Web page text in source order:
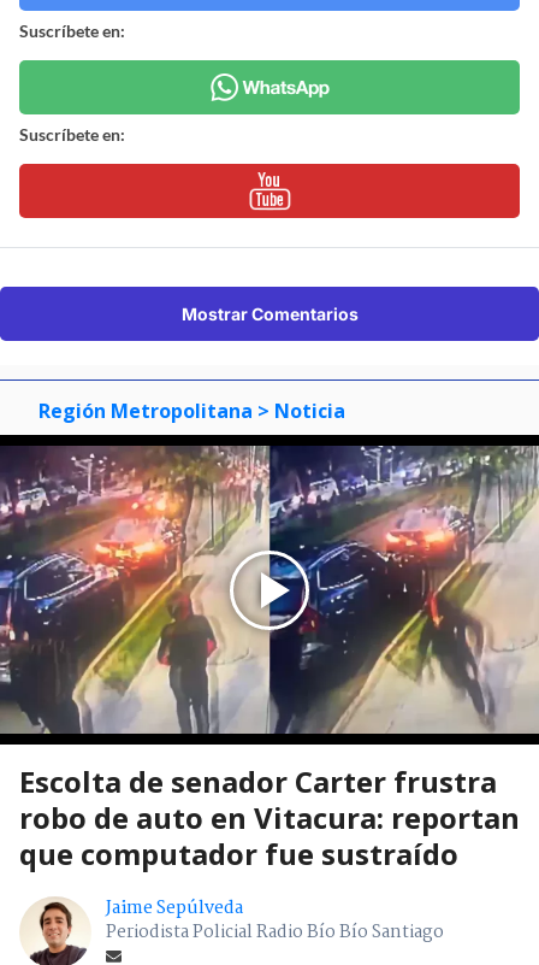
Suscríbete en:
Suscríbete en:
Mostrar Comentarios
Región Metropolitana > Noticia
Escolta de senador Carter frustra
robo de auto en Vitacura: reportan
que computador fue sustraído
Jaime Sepúlveda
Periodista Policial Radio Bío Bío Santiago